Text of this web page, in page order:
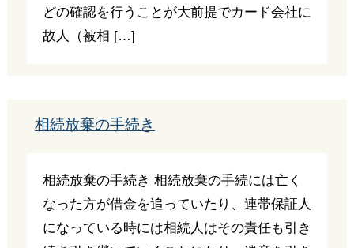
どの確認を行うことが大前提でカード会社に
故人（被相 […]
相続放棄の手続き
相続放棄の手続き 相続放棄の手続には亡く
なった方が借金を追っていたり、連帯保証人
になっている時には相続人はその責任も引き